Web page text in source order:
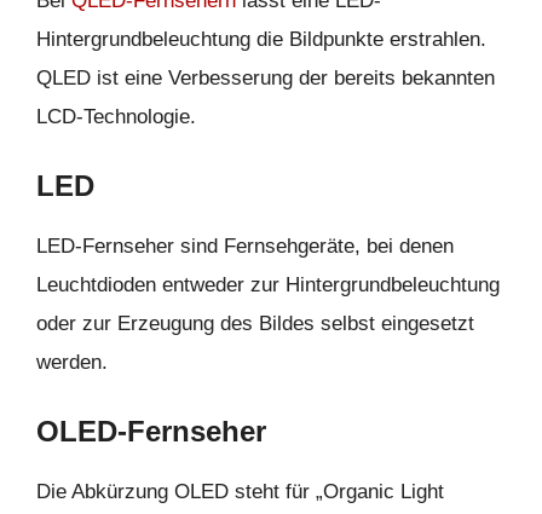
Hintergrundbeleuchtung die Bildpunkte erstrahlen.
QLED ist eine Verbesserung der bereits bekannten
LCD-Technologie.
LED
LED-Fernseher sind Fernsehgeräte, bei denen
Leuchtdioden entweder zur Hintergrundbeleuchtung
oder zur Erzeugung des Bildes selbst eingesetzt
werden.
OLED-Fernseher
Die Abkürzung OLED steht für „Organic Light